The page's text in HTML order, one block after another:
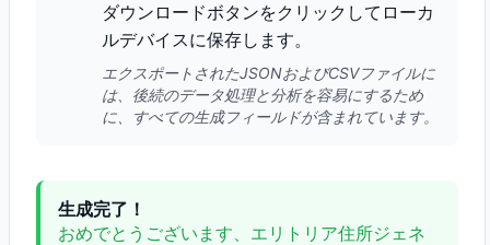
ダウンロードボタンをクリックしてローカ
ルデバイスに保存します。
エクスポートされたJSONおよびCSVファイルに
は、後続のデータ処理と分析を容易にするため
に、すべての生成フィールドが含まれています。
生成完了！
おめでとうございます、エリトリア住所ジェネ